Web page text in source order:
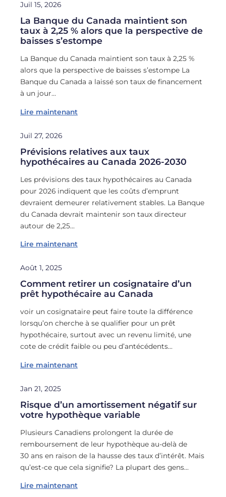
Juil 15, 2026
La Banque du Canada maintient son
taux à 2,25 % alors que la perspective de
baisses s’estompe
La Banque du Canada maintient son taux à 2,25 %
alors que la perspective de baisses s’estompe La
Banque du Canada a laissé son taux de financement
à un jour…
Lire maintenant
Juil 27, 2026
Prévisions relatives aux taux
hypothécaires au Canada 2026-2030
Les prévisions des taux hypothécaires au Canada
pour 2026 indiquent que les coûts d’emprunt
devraient demeurer relativement stables. La Banque
du Canada devrait maintenir son taux directeur
autour de 2,25…
Lire maintenant
Août 1, 2025
Comment retirer un cosignataire d’un
prêt hypothécaire au Canada
voir un cosignataire peut faire toute la différence
lorsqu’on cherche à se qualifier pour un prêt
hypothécaire, surtout avec un revenu limité, une
cote de crédit faible ou peu d’antécédents…
Lire maintenant
Jan 21, 2025
Risque d’un amortissement négatif sur
votre hypothèque variable
Plusieurs Canadiens prolongent la durée de
remboursement de leur hypothèque au-delà de
30 ans en raison de la hausse des taux d’intérêt. Mais
qu’est-ce que cela signifie? La plupart des gens…
Lire maintenant